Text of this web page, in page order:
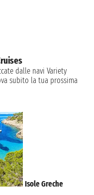
dalle navi Variety
subito la tua prossima
Isole Greche